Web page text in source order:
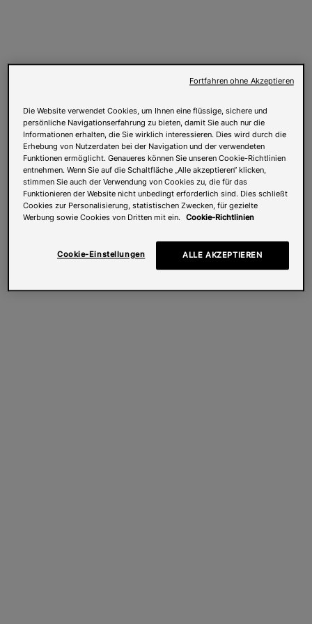
Die Website verwendet Cookies, um Ihnen eine flüssige, sichere und
persönliche Navigationserfahrung zu bieten, damit Sie auch nur die
Informationen erhalten, die Sie wirklich interessieren. Dies wird durch die
Erhebung von Nutzerdaten bei der Navigation und der verwendeten
Funktionen ermöglicht. Genaueres können Sie unseren Cookie-Richtlinien
entnehmen. Wenn Sie auf die Schaltfläche „Alle akzeptieren“ klicken,
stimmen Sie auch der Verwendung von Cookies zu, die für das
Funktionieren der Website nicht unbedingt erforderlich sind. Dies schließt
Cookies zur Personalisierung, statistischen Zwecken, für gezielte
Werbung sowie Cookies von Dritten mit ein. Cookie-Richtlinien
Cookie-Einstellungen ALLE AKZEPTIEREN
Fortfahren ohne Akzeptieren